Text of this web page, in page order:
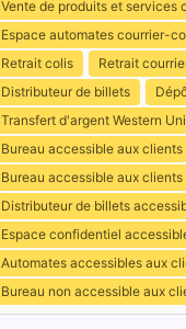
Vente de produits et services
Espace automates courrier-
Retrait colis
Retrait
Distributeur de billets
Transfert d'argent Western
Bureau accessible aux
Bureau accessible aux
Distributeur de billets
Espace confidentiel
Automates accessibles aux
Bureau non accessible aux